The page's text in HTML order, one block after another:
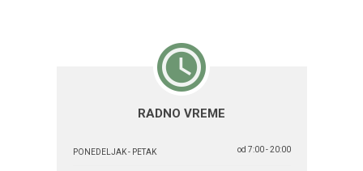
RADNO VREME
PONEDELJAK - PETAK od 7:00 - 20:00